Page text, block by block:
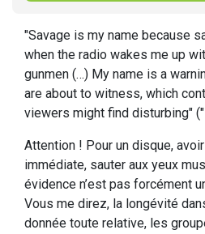
"Savage is my name because
when the radio wakes me up
gunmen (…) My name is a
are about to witness, which
viewers might find disturbing" ("
Attention ! Pour un disque,
immédiate, sauter aux yeux
évidence n’est pas forcément
Vous me direz, la longévité
donnée toute relative, les